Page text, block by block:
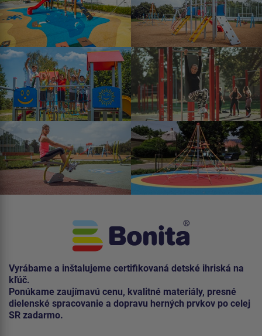
Vyrábame a inštalujeme certifikovaná detské ihriská na
kľúč.
Ponúkame zaujímavú cenu, kvalitné materiály, presné
dielenské spracovanie a dopravu herných prvkov po celej
SR zadarmo.